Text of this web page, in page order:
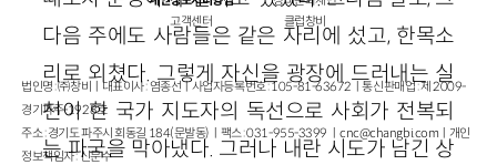
다음 주에도 사람들은 같은 자리에 섰고, 한목소
리로 외쳤다. 그렇게 자신을 광장에 드러내는 실
천이 한 국가 지도자의 독선으로 사회가 전복되
는 파국을 막아냈다. 그러나 내란 시도가 남긴 상
고객센터
클럽창비
법인명 : ㈜창비ㅣ대표이사 : 염종선ㅣ사업자등록번호 : 105-81-63672ㅣ통신판매업 : 제 2009-
경기파주-1928호
주소 : 경기도 파주시 회동길 184(문발동)ㅣ팩스 : 031-955-3399 ㅣcnc@changbi.com ㅣ개인
정보책임자 : 신문수